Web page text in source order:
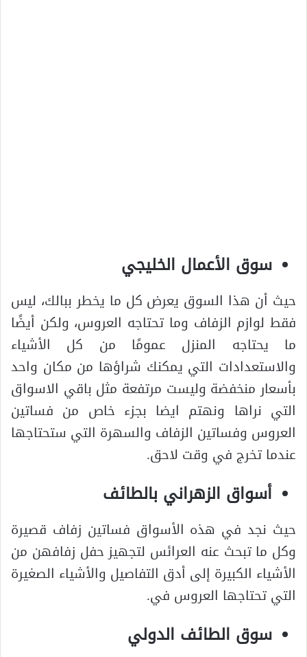
سوق الأعمال الخليجي
حيث أن هذا السوق يعرض كل ما يخطر ببالك، ليس
فقط لوازم الزفاف وما تحتاجه العروس، ولكن أيضًا
ما يحتاجه المنزل عمومًا من كل الأشياء
والاستعدادات التي يمكنك شراؤها من مكان واحد
بأسعار منخفضة وليست مرتفعة مثل باقي الاسواق
التي نراها ونهتم ايضا بجزء خاص من فساتين
العروس وفساتين الزفاف والسهرة التي ستحتاجها
عندما تخرج في وقت لاحق.
أسواق الزهراني بالطائف
حيث نجد في هذه الأسواق فساتين زفاف قصيرة
وكل ما تبحث عنه العرائس لتجهيز حفل زفافهن من
الأشياء الكبيرة إلى أدق التفاصيل والأشياء الصغيرة
التي تحتاجها العروس في.
سوق الطائف الدولي